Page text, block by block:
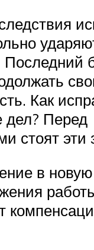
Последний
Как
дел? Перед
стоят эти
в